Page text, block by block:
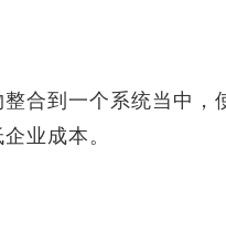
到一个系统当中，
业成本。